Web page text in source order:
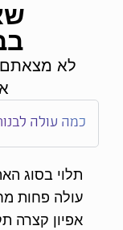
לא
כמה עולה
תלוי בסוג
עולה פחות
אפיון קצרה